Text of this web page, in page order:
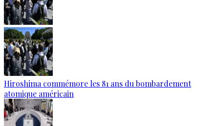
Hiroshima commémore les 81 ans du bombardement
atomique américain